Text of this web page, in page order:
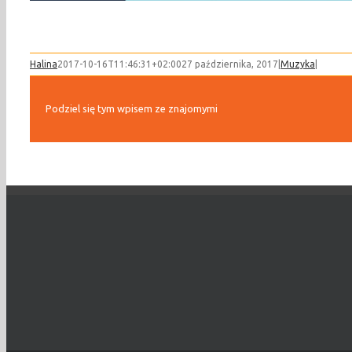
Halina2017-10-16T11:46:31+02:0027 października, 2017 Muzyka
Podziel się tym wpisem ze znajomymi